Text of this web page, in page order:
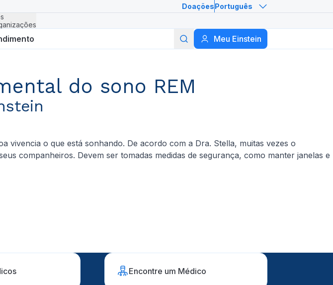
DoaçõesPortuguês
Meu Einstein
Buscar
do sono REM
vivencia o que está sonhando. De acordo com a Dra. Stella, muitas vezes o
companheiros. Devem ser tomadas medidas de segurança, como manter janelas e
Encontre um Médico